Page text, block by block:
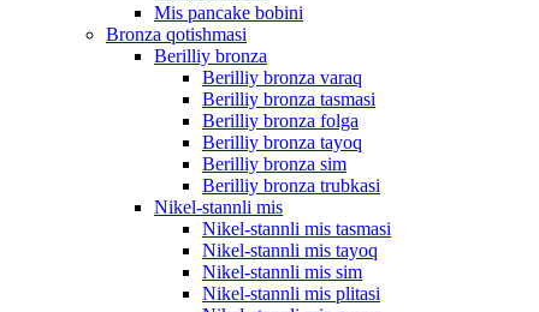
Mis pancake bobini
Bronza qotishmasi
Berilliy bronza
Berilliy bronza varaq
Berilliy bronza tasmasi
Berilliy bronza folga
Berilliy bronza tayoq
Berilliy bronza sim
Berilliy bronza trubkasi
Nikel-stannli mis
Nikel-stannli mis tasmasi
Nikel-stannli mis tayoq
Nikel-stannli mis sim
Nikel-stannli mis plitasi